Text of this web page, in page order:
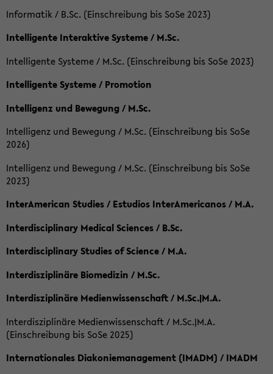
Informatik / B.Sc. (Einschreibung bis SoSe 2023)
Intelligente Interaktive Systeme / M.Sc.
Intelligente Systeme / M.Sc. (Einschreibung bis SoSe 2023)
Intelligente Systeme / Promotion
Intelligenz und Bewegung / M.Sc.
Intelligenz und Bewegung / M.Sc. (Einschreibung bis SoSe
2026)
Intelligenz und Bewegung / M.Sc. (Einschreibung bis SoSe
2023)
InterAmerican Studies / Estudios InterAmericanos / M.A.
Interdisciplinary Medical Sciences / B.Sc.
Interdisciplinary Studies of Science / M.A.
Interdisziplinäre Biomedizin / M.Sc.
Interdisziplinäre Medienwissenschaft / M.Sc.|M.A.
Interdisziplinäre Medienwissenschaft / M.Sc.|M.A.
(Einschreibung bis SoSe 2025)
Internationales Diakoniemanagement (IMADM) / IMADM